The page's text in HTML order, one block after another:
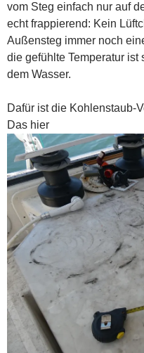
vom Steg einfach nur auf
echt frappierend: Kein
Außensteg immer noch
die gefühlte Temperatur ist
dem Wasser.
Dafür ist die Kohlenstaub-
Das hier